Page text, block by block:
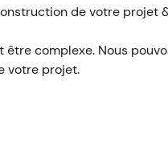
de votre projet
complexe. Nous
votre projet.